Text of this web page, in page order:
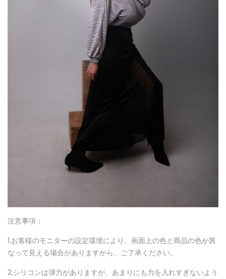
注意事項：
1.お客様のモニターの設定環境により、画面上の色と商品の色が異
なって見える場合がありますから、ご了承ください。
2.シリコンは弾力がありますが、あまりにも力を入れすぎないよう